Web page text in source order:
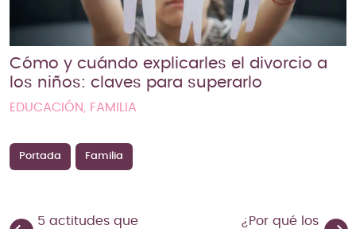
Cómo y cuándo explicarles el divorcio a
los niños: claves para superarlo
EDUCACIÓN, FAMILIA
Portada Familia
5 actitudes que
¿Por qué los